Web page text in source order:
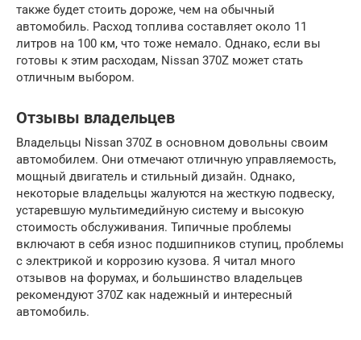
также будет стоить дороже, чем на обычный
автомобиль. Расход топлива составляет около 11
литров на 100 км, что тоже немало. Однако, если вы
готовы к этим расходам, Nissan 370Z может стать
отличным выбором.
Отзывы владельцев
Владельцы Nissan 370Z в основном довольны своим
автомобилем. Они отмечают отличную управляемость,
мощный двигатель и стильный дизайн. Однако,
некоторые владельцы жалуются на жесткую подвеску,
устаревшую мультимедийную систему и высокую
стоимость обслуживания. Типичные проблемы
включают в себя износ подшипников ступиц, проблемы
с электрикой и коррозию кузова. Я читал много
отзывов на форумах, и большинство владельцев
рекомендуют 370Z как надежный и интересный
автомобиль.